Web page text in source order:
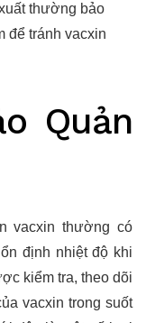
thường bảo
để tránh vacxin
Quản
vacxin thường có
định nhiệt độ khi
kiểm tra, theo dõi
vacxin trong suốt